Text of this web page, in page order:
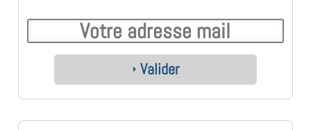
Valider